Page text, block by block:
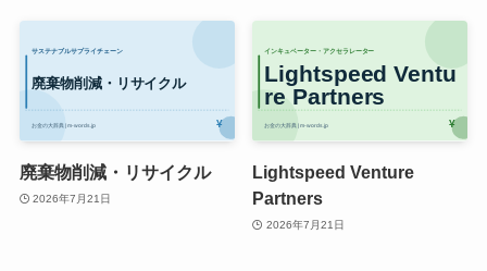
廃棄物削減・リサイクル
2026年7月21日
Lightspeed Venture
Partners
2026年7月21日